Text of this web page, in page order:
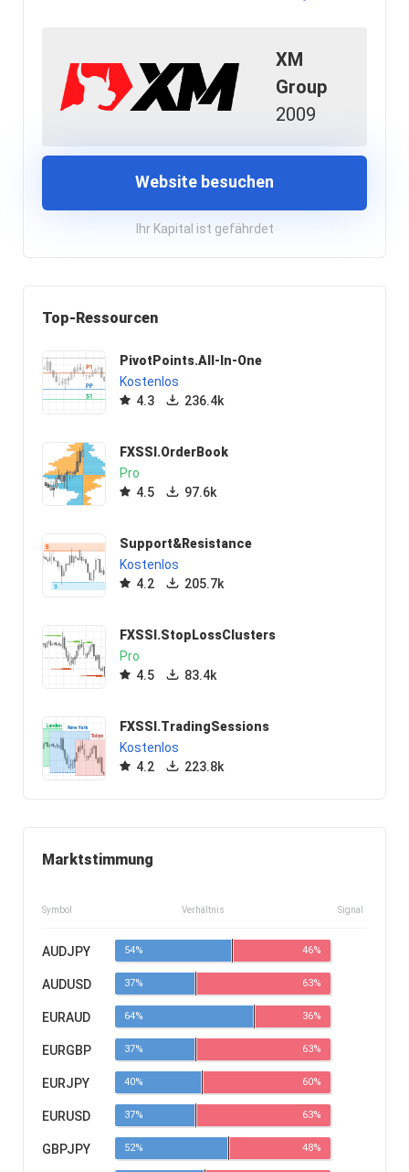
XM
Group
2009
Website besuchen
Ihr Kapital ist gefährdet
Top-Ressourcen
PivotPoints.All-In-One
Kostenlos
4.3
236.4k
FXSSI.OrderBook
Pro
4.5
97.6k
Support&Resistance
Kostenlos
4.2
205.7k
FXSSI.StopLossClusters
Pro
4.5
83.4k
FXSSI.TradingSessions
Kostenlos
4.2
223.8k
Marktstimmung
Symbol Verhältnis Signal
AUDJPY 54% 46%
AUDUSD 37% 63%
EURAUD 64% 36%
EURGBP 37% 63%
EURJPY 40% 60%
EURUSD 37% 63%
GBPJPY 52% 48%